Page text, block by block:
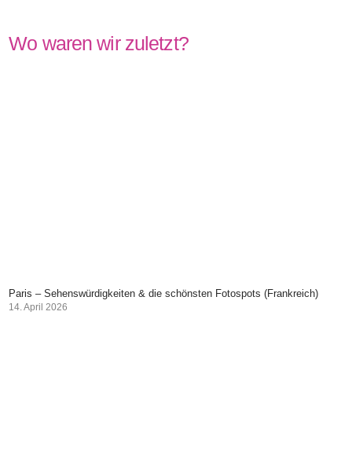
Wo waren wir zuletzt?
Paris – Sehenswürdigkeiten & die schönsten Fotospots (Frankreich)
14. April 2026